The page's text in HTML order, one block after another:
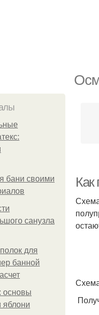
бани своими
санузла
для
банной
основы
яблони